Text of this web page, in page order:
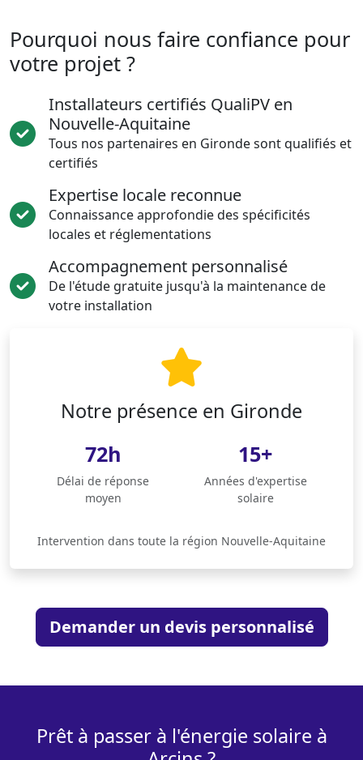
Pourquoi nous faire confiance pour
votre projet ?
Installateurs certifiés QualiPV en
Nouvelle-Aquitaine
Tous nos partenaires en Gironde sont qualifiés et
certifiés
Expertise locale reconnue
Connaissance approfondie des spécificités
locales et réglementations
Accompagnement personnalisé
De l'étude gratuite jusqu'à la maintenance de
votre installation
Notre présence en Gironde
72h
Délai de réponse
moyen
15+
Années d'expertise
solaire
Intervention dans toute la région Nouvelle-Aquitaine
Demander un devis personnalisé
Prêt à passer à l'énergie solaire à